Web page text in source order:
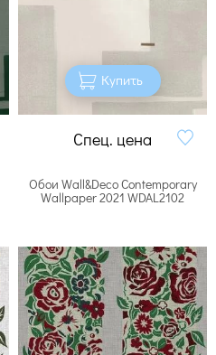
Купить
Спец. цена
Обои Wall&Deco Contemporary
Wallpaper 2021 WDAL2102